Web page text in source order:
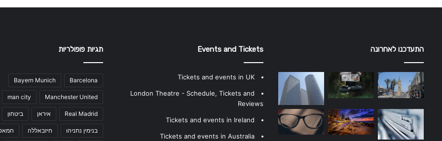
התעדכנו לאחרונה Events and Tickets
Tickets and events in UK
London Theatre - Schedule, Tickets and
Reviews
Tickets and events in Ireland
Tickets and events in Australia
תגיות פופולריות
Barcelona
Bayern Munich
Manchester United
man city
Real Madrid איראן ביטחון
בנימין נתניהו חיזבאללה